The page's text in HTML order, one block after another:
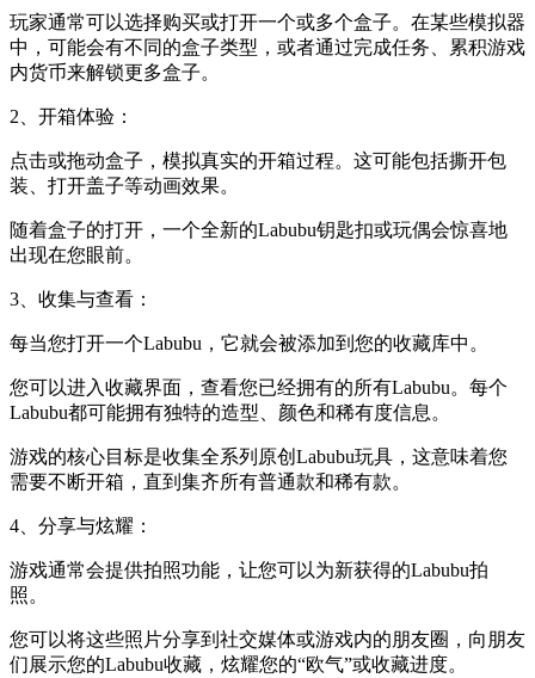
玩家通常可以选择购买或打开一个或多个盒子。在某些模拟器
中，可能会有不同的盒子类型，或者通过完成任务、累积游戏
内货币来解锁更多盒子。
2、开箱体验：
点击或拖动盒子，模拟真实的开箱过程。这可能包括撕开包
装、打开盖子等动画效果。
随着盒子的打开，一个全新的Labubu钥匙扣或玩偶会惊喜地
出现在您眼前。
3、收集与查看：
每当您打开一个Labubu，它就会被添加到您的收藏库中。
您可以进入收藏界面，查看您已经拥有的所有Labubu。每个
Labubu都可能拥有独特的造型、颜色和稀有度信息。
游戏的核心目标是收集全系列原创Labubu玩具，这意味着您
需要不断开箱，直到集齐所有普通款和稀有款。
4、分享与炫耀：
游戏通常会提供拍照功能，让您可以为新获得的Labubu拍
照。
您可以将这些照片分享到社交媒体或游戏内的朋友圈，向朋友
们展示您的Labubu收藏，炫耀您的“欧气”或收藏进度。